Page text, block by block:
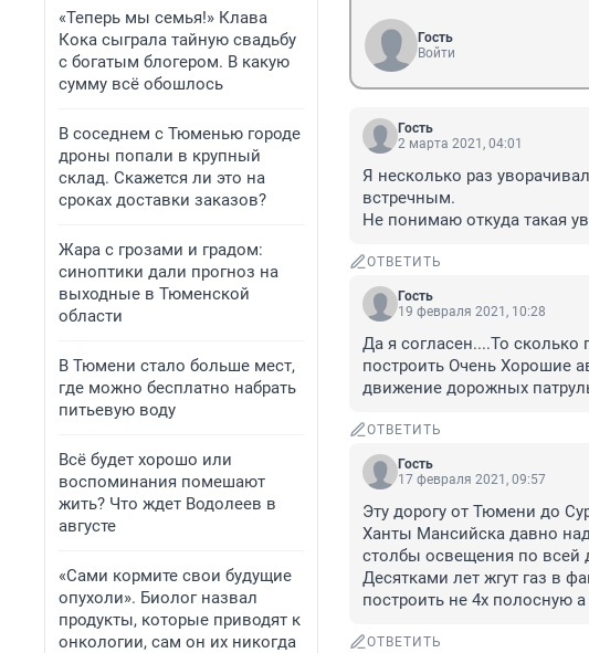
«Теперь мы семья!» Клава
Кока сыграла тайную свадьбу
с богатым блогером. В какую
сумму всё обошлось
В соседнем с Тюменью городе
дроны попали в крупный
склад. Скажется ли это на
сроках доставки заказов?
Жара с грозами и градом:
синоптики дали прогноз на
выходные в Тюменской
области
В Тюмени стало больше мест,
где можно бесплатно набрать
питьевую воду
Всё будет хорошо или
воспоминания помешают
жить? Что ждет Водолеев в
августе
«Сами кормите свои будущие
опухоли». Биолог назвал
продукты, которые приводят к
онкологии, сам он их никогда
Гость
Войти
Гость
2 марта 2021, 04:01
Я несколько раз
встречным.
Не понимаю откуда такая
ОТВЕТИТЬ
Гость
19 февраля 2021, 10:28
Да я согласен....То
построить Очень Хорошие
движение дорожных
ОТВЕТИТЬ
Гость
17 февраля 2021, 09:57
Эту дорогу от Тюмени до
Ханты Мансийска давно
столбы освещения по всей
Десятками лет жгут газ в
построить не 4х полосную
ОТВЕТИТЬ